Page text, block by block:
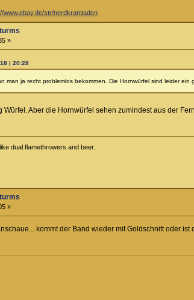
www.ebay.de/str/nerdkramladen
»
| 20:28
man ja recht problemlos bekommen. Die Hornwürfel sind leider ein
Aber die Hornwürfel sehen zumindest aus der
dual flamethrowers and beer.
»
kommt der Band wieder mit Goldschnitt oder